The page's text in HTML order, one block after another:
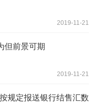
2019-11-21
但前景可期
2019-11-21
规定报送银行结售汇数